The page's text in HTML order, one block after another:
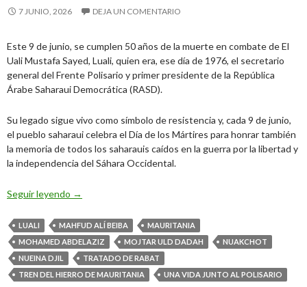
7 JUNIO, 2026 DEJA UN COMENTARIO
Este 9 de junio, se cumplen 50 años de la muerte en combate de El
Uali Mustafa Sayed, Luali, quien era, ese día de 1976, el secretario
general del Frente Polisario y primer presidente de la República
Árabe Saharaui Democrática (RASD).
Su legado sigue vivo como símbolo de resistencia y, cada 9 de junio,
el pueblo saharaui celebra el Día de los Mártires para honrar también
la memoria de todos los saharauis caídos en la guerra por la libertad y
la independencia del Sáhara Occidental.
Seguir leyendo 50 años de la muerte de Luali, el Che saharaui
→
LUALI MAHFUD ALÍ BEIBA
MAURITANIA
MOHAMED ABDELAZIZ
MOJTAR ULD DADAH
NUAKCHOT
NUEINA DJIL
TRATADO DE RABAT
TREN DEL HIERRO DE MAURITANIA
UNA VIDA JUNTO AL POLISARIO